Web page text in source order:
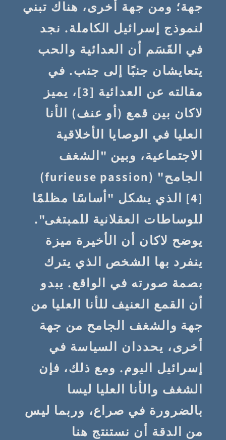
جهة؛ ومن جهة أخرى، هناك تبني
لنموذج إسرائيل الكاملة. نجد
في القَسَم أن العدائية والحب
يتعايشان جنبًا إلى جنب. في
مقالته عن العدائية [3]، يميز
لاكان بين قمع (أو عنف) الأنا
العليا في الوصايا الأخلاقية
الاجتماعية، وبين "الشغف
الجامح" (furieuse passion)
[4] الذي يشكل "أساسًا مظلمًا
للوساطات العقلانية للمبتغى".
يوضح لاكان أن الأخيرة ميزة
ينفرد بها الشخص الذي يترك
بصمة صورته في الواقع. يبدو
أن القمع العنيف للأنا العليا من
جهة والشغف الجامح من جهة
أخرى، يحددان السياسة في
إسرائيل اليوم. ومع ذلك، فإن
الشغف والأنا العليا ليسا
بالضرورة في صراع، وربما ليس
من الدقة أن نستنتج هنا